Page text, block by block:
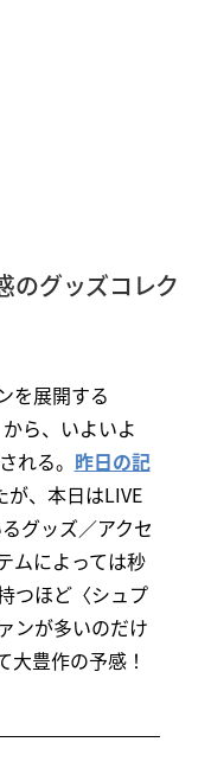
のグッズコレク
を展開する
ら、いよいよ
れる。 昨日の記
、本日はLIVE
グッズ／アクセ
ムによっては秒
つほど〈シュプ
ンが多いのだけ
大豊作の予感！